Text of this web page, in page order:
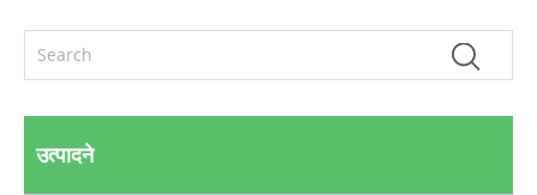
उत्पादने